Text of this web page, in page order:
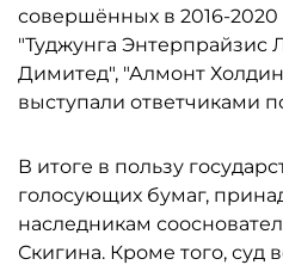
совершённых в 2016-2020
"Туджунга Энтерпрайзис
Димитед", "Алмонт
выступали ответчиками
В итоге в пользу
голосующих бумаг,
наследникам
Скигина. Кроме того, суд